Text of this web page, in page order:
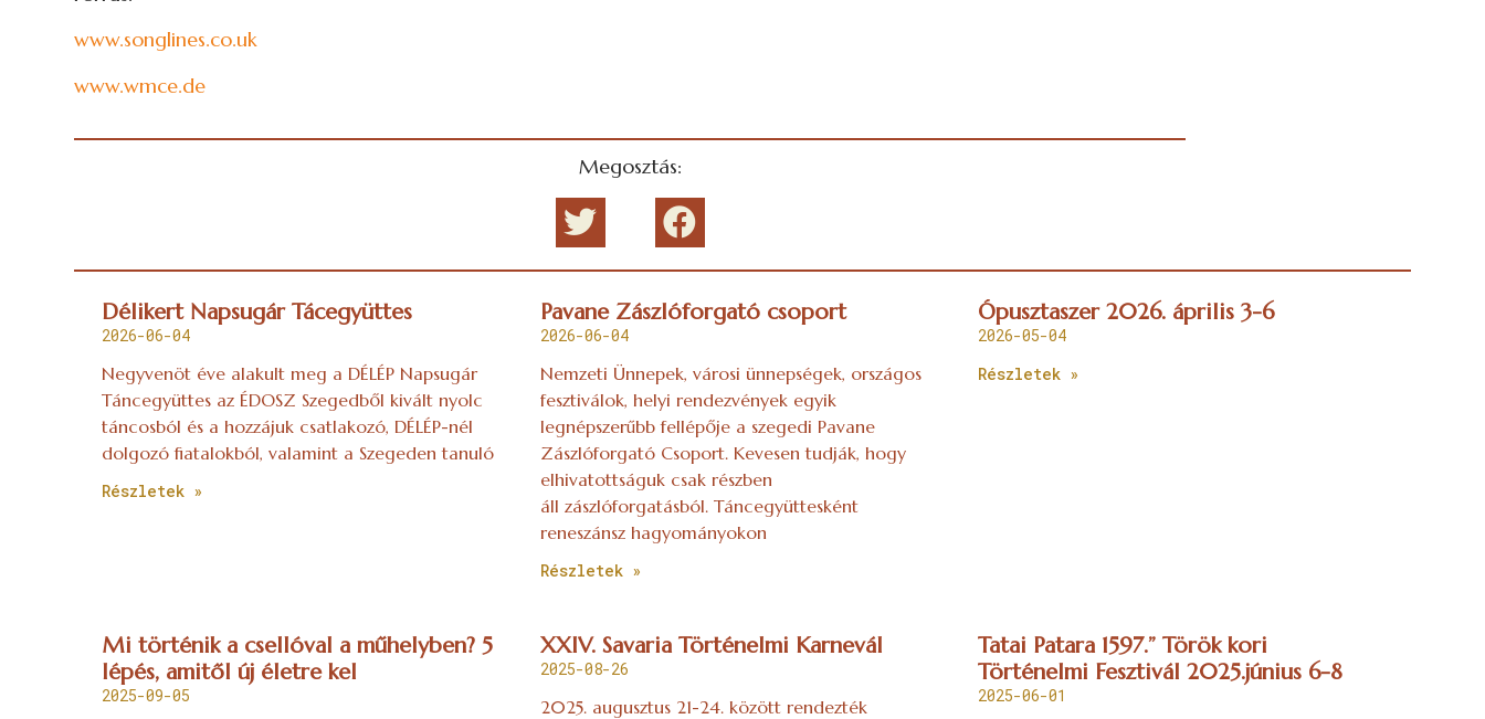
www.songlines.co.uk
www.wmce.de
Megosztás:
Délikert Napsugár Tácegyüttes
2026-06-04
Negyvenöt éve alakult meg a DÉLÉP Napsugár
Táncegyüttes az ÉDOSZ Szegedből kivált nyolc
táncosból és a hozzájuk csatlakozó, DÉLÉP-nél
dolgozó fiatalokból, valamint a Szegeden tanuló
Részletek »
Pavane Zászlóforgató csoport
2026-06-04
Nemzeti Ünnepek, városi ünnepségek, országos
fesztiválok, helyi rendezvények egyik
legnépszerűbb fellépője a szegedi Pavane
Zászlóforgató Csoport. Kevesen tudják, hogy
elhivatottságuk csak részben
áll zászlóforgatásból. Táncegyüttesként
reneszánsz hagyományokon
Részletek »
Ópusztaszer 2026. április 3-6
2026-05-04
Részletek »
Mi történik a csellóval a műhelyben? 5
lépés, amitől új életre kel
2025-09-05
XXIV. Savaria Történelmi Karnevál
2025-08-26
2025. augusztus 21-24. között rendezték
Tatai Patara 1597.” Török kori
Történelmi Fesztivál 2025.június 6-8
2025-06-01